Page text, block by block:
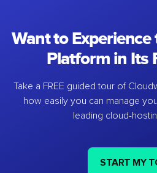
Want to
Platform in Its
Take a FREE guided tour of
how easily you can manage
leading cloud-
START MY